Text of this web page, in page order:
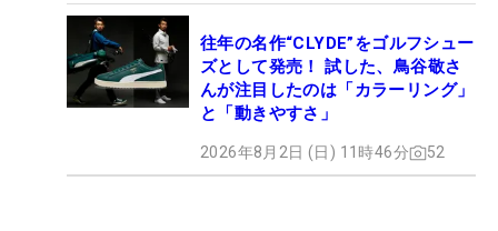
往年の名作“CLYDE”をゴルフシュー
ズとして発売！ 試した、鳥谷敬さ
んが注目したのは「カラーリング」
と「動きやすさ」
2026年8月2日 (日) 11時46分 52